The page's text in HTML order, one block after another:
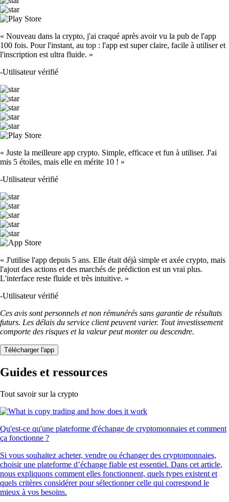
« Nouveau dans la crypto, j'ai craqué après avoir vu la pub de l'app
100 fois. Pour l'instant, au top : l'app est super claire, facile à utiliser et
l'inscription est ultra fluide. »
-Utilisateur vérifié
« Juste la meilleure app crypto. Simple, efficace et fun à utiliser. J'ai
mis 5 étoiles, mais elle en mérite 10 ! »
-Utilisateur vérifié
« J'utilise l'app depuis 5 ans. Elle était déjà simple et axée crypto, mais
l'ajout des actions et des marchés de prédiction est un vrai plus.
L'interface reste fluide et très intuitive. »
-Utilisateur vérifié
Ces avis sont personnels et non rémunérés sans garantie de résultats
futurs. Les délais du service client peuvent varier. Tout investissement
comporte des risques et la valeur peut monter ou descendre.
Télécharger l'app
Guides et ressources
Tout savoir sur la crypto
Qu'est-ce qu'une plateforme d'échange de cryptomonnaies et comment
ça fonctionne ?
Si vous souhaitez acheter, vendre ou échanger des cryptomonnaies,
choisir une plateforme d’échange fiable est essentiel. Dans cet article,
nous expliquons comment elles fonctionnent, quels types existent et
quels critères considérer pour sélectionner celle qui correspond le
mieux à vos besoins.